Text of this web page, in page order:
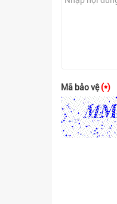
Mã bảo vệ(*)